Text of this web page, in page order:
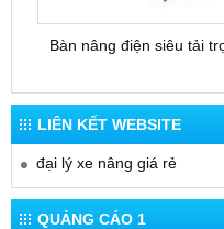
Bàn nâng điện siêu tải
LIÊN KẾT WEBSITE
đại lý xe nâng giá rẻ
QUẢNG CÁO 1